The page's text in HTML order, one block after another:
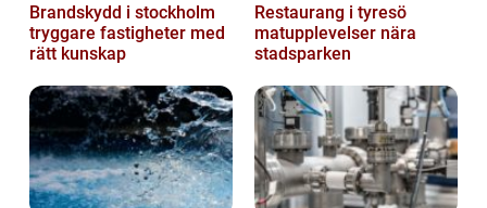
Brandskydd i stockholm
tryggare fastigheter med
rätt kunskap
Restaurang i tyresö
matupplevelser nära
stadsparken